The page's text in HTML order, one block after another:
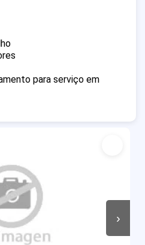
›
para serviço em